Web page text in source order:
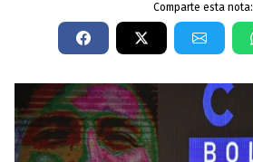
Comparte esta nota: